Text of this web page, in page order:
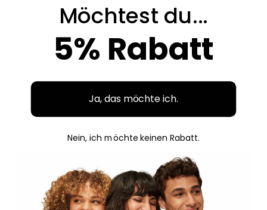
stornieren?
Wo befindet sich Beauty Source?
Wie kann ich eine Bestellung aufgeben?
Möchtest du...
5% Rabatt
Ja, das möchte ich.
Nein, ich möchte keinen Rabatt.